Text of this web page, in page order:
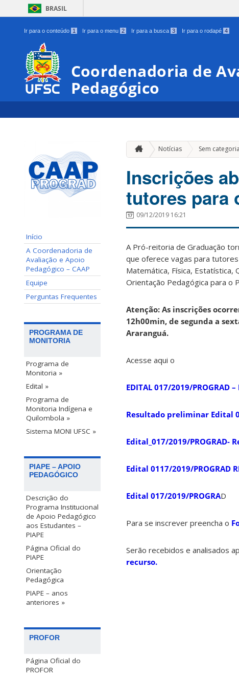
BRASIL
Ir para o conteúdo 1 Ir para o menu 2 Ir para a busca 3 Ir para o rodapé 4
Coordenadoria de
Pedagógico
Início
A Coordenadoria de
Avaliação e Apoio
Pedagógico – CAAP
Equipe
Perguntas Frequentes
PROGRAMA DE
MONITORIA
Programa de
Monitoria »
Edital »
Programa de
Monitoria Indígena e
Quilombola »
Sistema MONI UFSC »
PIAPE – APOIO
PEDAGÓGICO
Descrição do
Programa Institucional
de Apoio Pedagógico
aos Estudantes –
PIAPE
Página Oficial do
PIAPE
Orientação
Pedagógica
PIAPE – anos
anteriores »
PROFOR
Página Oficial do
PROFOR
Notícias Sem categoria
Inscrições
tutores para
09/12/2019 16:21
A Pró-reitoria de Graduação
que oferece vagas para
Matemática, Física, Estatística,
Orientação Pedagógica para o
Atenção: As inscrições
12h00min, de segunda a
Araranguá.
Acesse aqui o
EDITAL 017/2019/PROGRAD –
Resultado preliminar Edital
Edital_017/2019/PROGRAD-
Edital 0117/2019/PROGRAD
Edital 017/2019/PROGRAD
Para se inscrever preencha o
Serão recebidos e analisados
recurso.